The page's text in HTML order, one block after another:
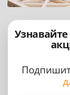
Узнавайте